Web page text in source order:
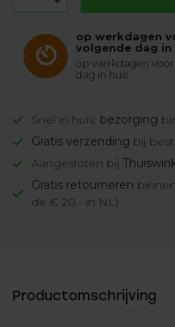
op werkdagen
volgende dag in
op werkdagen voor
dag in huis
Snel in huis: bezorging
Gratis verzending bij
Aangesloten bij
Gratis retourneren
de € 20,- in NL)
Productomschrijving